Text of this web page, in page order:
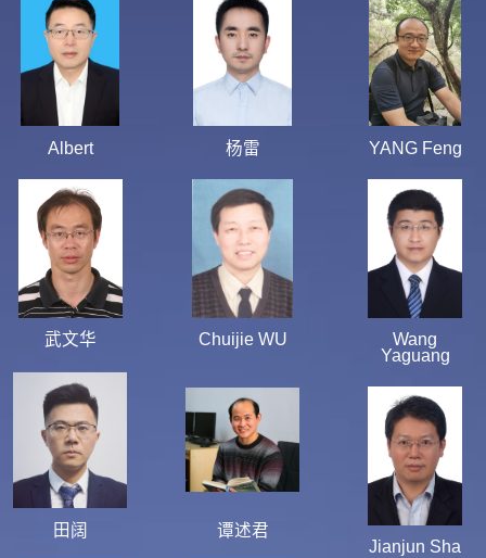
Albert 杨雷 YANG Feng
武文华 Chuijie WU
Wang
Yaguang
田阔
谭述君
Jianjun Sha